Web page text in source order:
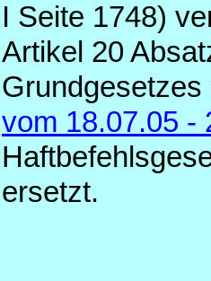
I Seite 1748)
Artikel 20
vom 18.07.05 -
ersetzt.